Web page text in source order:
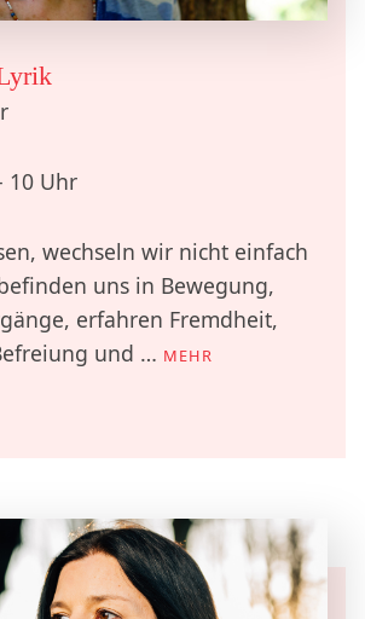
10 Uhr
wechseln wir nicht einfach
uns in Bewegung,
erfahren Fremdheit,
und … MEHR